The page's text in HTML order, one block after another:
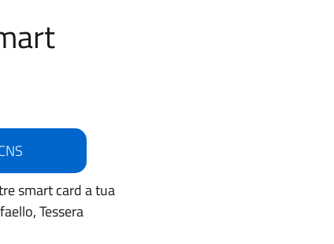
smart card a tua
Tessera